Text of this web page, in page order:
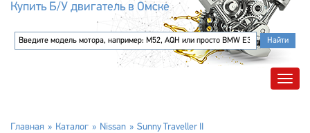
Купить Б/У двигатель в Омске
Главная Каталог Nissan Sunny Traveller II